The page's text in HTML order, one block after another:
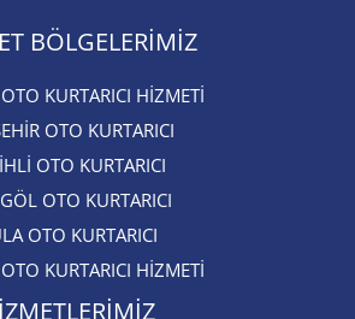
BÖLGELERIMIZ
KURTARICI HİZMETİ
OTO KURTARICI​
OTO KURTARICI​
OTO KURTARICI​
OTO KURTARICI​
KURTARICI HİZMETİ